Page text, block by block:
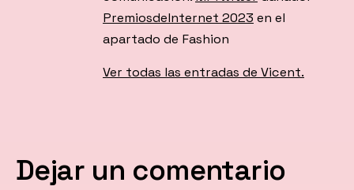
PremiosdeInternet 2023 en el
apartado de Fashion
Ver todas las entradas de Vicent.
Dejar un comentario